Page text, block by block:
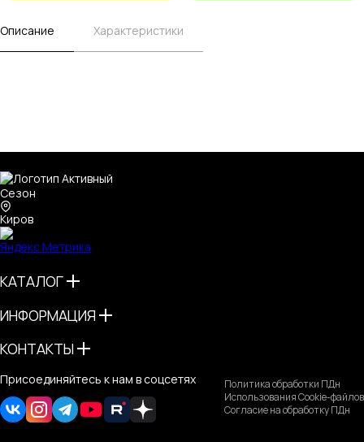
Описание Характеристики
Киров
КАТАЛОГ
ИНФОРМАЦИЯ
КОНТАКТЫ
Политика обработки ПДн
Использования Cookie-файлов
Согласие на обработку ПДн
Присоединяйтесь к нам в соцсетях